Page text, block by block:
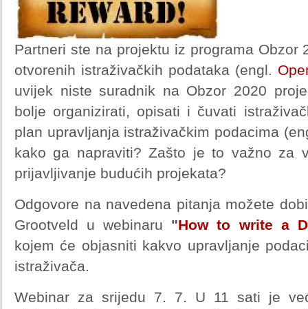
Partneri ste na projektu iz programa Obzor
otvorenih istraživačkih podataka (engl.
uvijek niste suradnik na Obzor 2020
bolje organizirati, opisati i čuvati
plan upravljanja istraživačkim podacima
kako ga napraviti? Zašto je to važno za
prijavljivanje budućih projekata?
Odgovore na navedena pitanja možete
Grootveld u webinaru "How to write a
kojem će objasniti kakvo upravljanje
istraživača.
Webinar za srijedu 7. 7. U 11 sati je